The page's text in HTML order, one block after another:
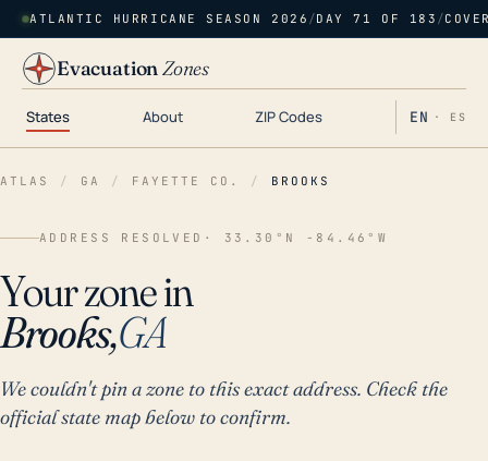
ATLANTIC HURRICANE SEASON 2026 /DAY 71 OF 183 /
EvacuationZones
States About ZIP Codes EN · ES
ATLAS / GA / FAYETTE CO. / BROOKS
ADDRESS RESOLVED · 33.30°N -84.46°W
Your zone in
Brooks,GA
We couldn't pin a zone to this exact address. Check the
official state map below to confirm.